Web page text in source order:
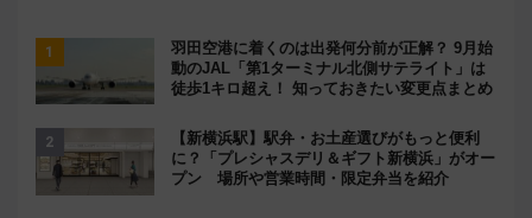
羽田空港に着くのは出発何分前が正解？ 9月始
動のJAL「第1ターミナル北側サテライト」は
徒歩1キロ超え！ 知っておきたい変更点まとめ
【新横浜駅】駅弁・お土産選びがもっと便利
に？「プレシャスデリ＆ギフト新横浜」がオー
プン 場所や営業時間・限定弁当を紹介